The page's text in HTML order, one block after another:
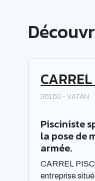
36150 - VATAN
Pisciniste
la pose de
armée.
CARREL
entreprise